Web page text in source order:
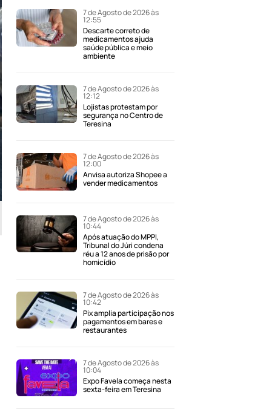
7 de Agosto de 2026 às
12:55
Descarte correto de
medicamentos ajuda
saúde pública e meio
ambiente
7 de Agosto de 2026 às
12:12
Lojistas protestam por
segurança no Centro de
Teresina
7 de Agosto de 2026 às
12:00
Anvisa autoriza Shopee a
vender medicamentos
7 de Agosto de 2026 às
10:44
Após atuação do MPPI,
Tribunal do Júri condena
réu a 12 anos de prisão por
homicídio
7 de Agosto de 2026 às
10:42
Pix amplia participação nos
pagamentos em bares e
restaurantes
7 de Agosto de 2026 às
10:04
Expo Favela começa nesta
sexta-feira em Teresina